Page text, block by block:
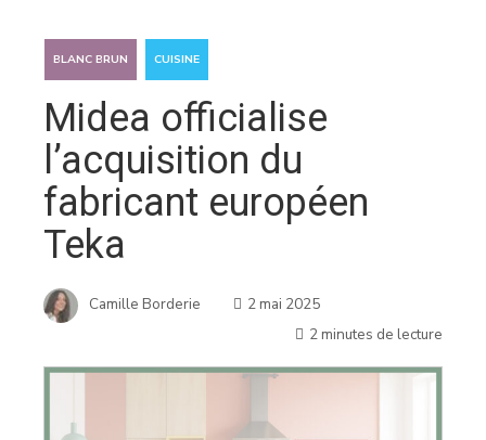
BLANC BRUN CUISINE
Midea officialise
l’acquisition du
fabricant européen
Teka
Camille Borderie
2 mai 2025
2 minutes de lecture